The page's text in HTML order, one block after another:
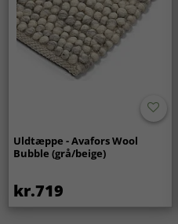
Uldtæppe - Avafors Wool
Bubble (grå/beige)
kr.719